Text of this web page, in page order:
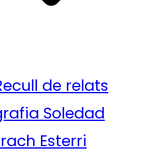
de relats
Soledad
Esterri